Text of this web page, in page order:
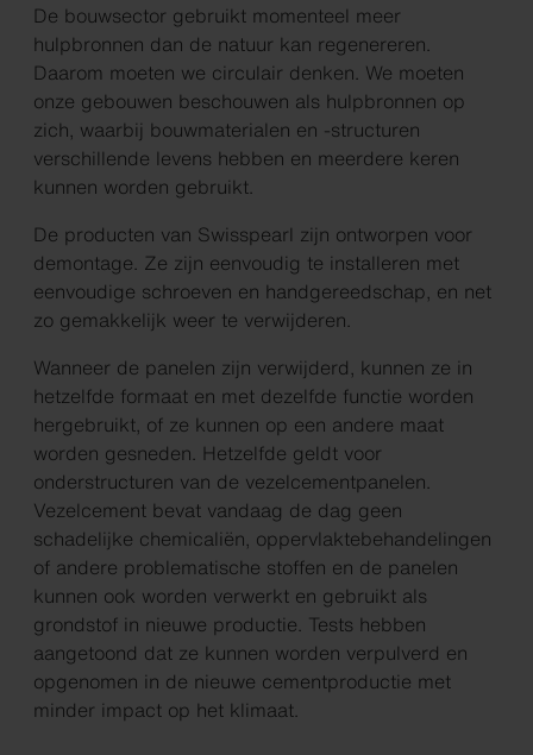
De bouwsector gebruikt momenteel meer
hulpbronnen dan de natuur kan regenereren.
Daarom moeten we circulair denken. We moeten
onze gebouwen beschouwen als hulpbronnen op
zich, waarbij bouwmaterialen en -structuren
verschillende levens hebben en meerdere keren
kunnen worden gebruikt.
De producten van Swisspearl zijn ontworpen voor
demontage. Ze zijn eenvoudig te installeren met
eenvoudige schroeven en handgereedschap, en net
zo gemakkelijk weer te verwijderen.
Wanneer de panelen zijn verwijderd, kunnen ze in
hetzelfde formaat en met dezelfde functie worden
hergebruikt, of ze kunnen op een andere maat
worden gesneden. Hetzelfde geldt voor
onderstructuren van de vezelcementpanelen.
Vezelcement bevat vandaag de dag geen
schadelijke chemicaliën, oppervlaktebehandelingen
of andere problematische stoffen en de panelen
kunnen ook worden verwerkt en gebruikt als
grondstof in nieuwe productie. Tests hebben
aangetoond dat ze kunnen worden verpulverd en
opgenomen in de nieuwe cementproductie met
minder impact op het klimaat.